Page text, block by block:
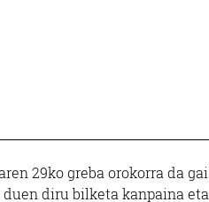
29ko greba orokorra da gai
diru bilketa kanpaina eta